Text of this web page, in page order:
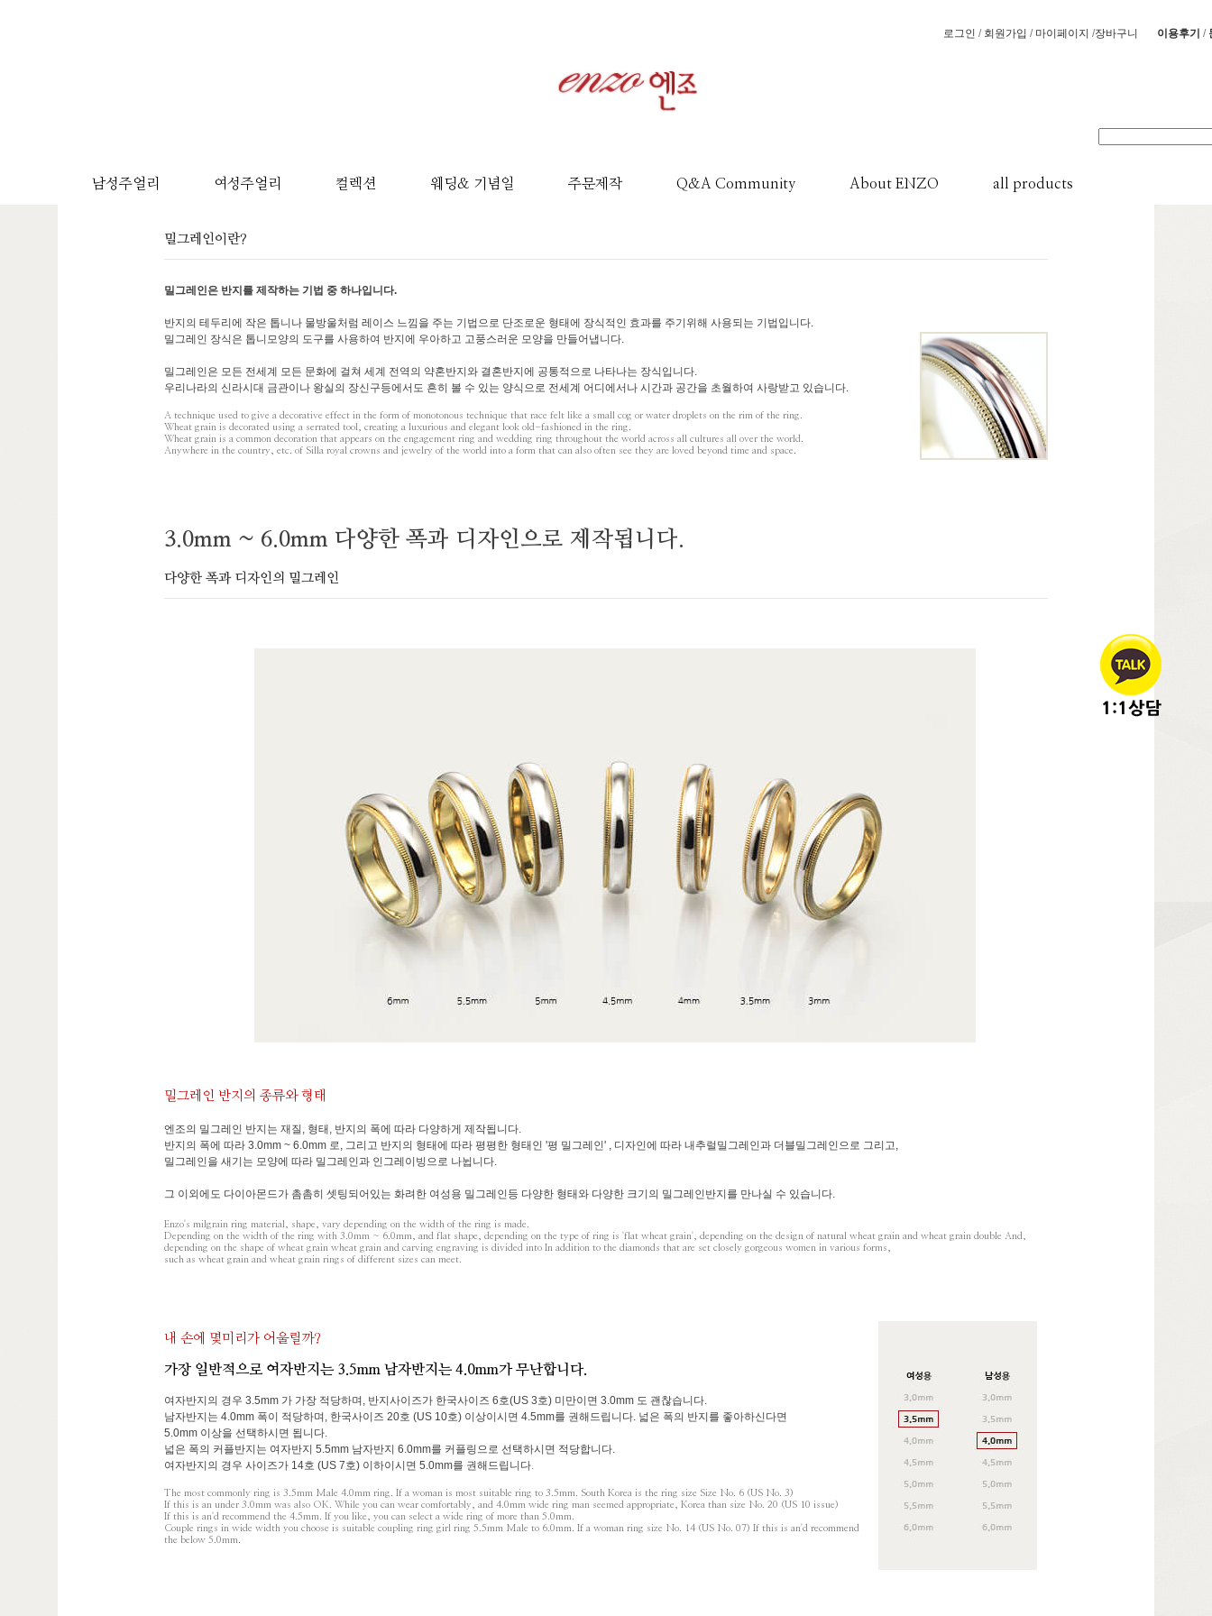
로그인 / 회원가입 / 마이페이지 /장바구니 이용후기 /
남성주얼리 여성주얼리 컬렉션 웨딩& 기념일 주문제작 Q&A Community About ENZO all products
밀그레인이란?
밀그레인은 반지를 제작하는 기법 중 하나입니다.
반지의 테두리에 작은 톱니나 물방울처럼 레이스 느낌을 주는 기법으로 단조로운 형태에 장식적인 효과를 주기위해 사용되는 기법입니다.
밀그레인 장식은 톱니모양의 도구를 사용하여 반지에 우아하고 고풍스러운 모양을 만들어냅니다.
밀그레인은 모든 전세계 모든 문화에 걸쳐 세계 전역의 약혼반지와 결혼반지에 공통적으로 나타나는 장식입니다.
우리나라의 신라시대 금관이나 왕실의 장신구등에서도 흔히 볼 수 있는 양식으로 전세계 어디에서나 시간과 공간을 초월하여 사랑받고 있습니다.
A technique used to give a decorative effect in the form of monotonous technique that race felt like a small cog or water droplets on the rim of the ring.
Wheat grain is decorated using a serrated tool, creating a luxurious and elegant look old-fashioned in the ring.
Wheat grain is a common decoration that appears on the engagement ring and wedding ring throughout the world across all cultures all over the world.
Anywhere in the country, etc. of Silla royal crowns and jewelry of the world into a form that can also often see they are loved beyond time and space.
다양한 폭과 디자인의 밀그레인
3.0mm ~ 6.0mm 다양한 폭과 디자인으로 제작됩니다.
밀그레인 반지의 종류와 형태
엔조의 밀그레인 반지는 재질, 형태, 반지의 폭에 따라 다양하게 제작됩니다.
반지의 폭에 따라 3.0mm ~ 6.0mm 로, 그리고 반지의 형태에 따라 평평한 형태인 '평 밀그레인' , 디자인에 따라 내추럴밀그레인과 더블밀그레인으로 그리고,
밀그레인을 새기는 모양에 따라 밀그레인과 인그레이빙으로 나뉩니다.
그 이외에도 다이아몬드가 촘촘히 셋팅되어있는 화려한 여성용 밀그레인등 다양한 형태와 다양한 크기의 밀그레인반지를 만나실 수 있습니다.
Enzo's milgrain ring material, shape, vary depending on the width of the ring is made.
Depending on the width of the ring with 3.0mm ~ 6.0mm, and flat shape, depending on the type of ring is 'flat wheat grain', depending on the design of natural wheat grain and wheat grain double And,
depending on the shape of wheat grain wheat grain and carving engraving is divided into In addition to the diamonds that are set closely gorgeous women in various forms,
such as wheat grain and wheat grain rings of different sizes can meet.
내 손에 몇미리가 어울릴까?
가장 일반적으로 여자반지는 3.5mm 남자반지는 4.0mm가 무난합니다.
여자반지의 경우 3.5mm 가 가장 적당하며, 반지사이즈가 한국사이즈 6호(US 3호) 미만이면 3.0mm 도 괜찮습니다.
남자반지는 4.0mm 폭이 적당하며, 한국사이즈 20호 (US 10호) 이상이시면 4.5mm를 권해드립니다. 넓은 폭의 반지를 좋아하신다면
5.0mm 이상을 선택하시면 됩니다.
넓은 폭의 커플반지는 여자반지 5.5mm 남자반지 6.0mm를 커플링으로 선택하시면 적당합니다.
여자반지의 경우 사이즈가 14호 (US 7호) 이하이시면 5.0mm를 권해드립니다.
The most commonly ring is 3.5mm Male 4.0mm ring. If a woman is most suitable ring to 3.5mm. South Korea is the ring size Size No. 6 (US No. 3)
If this is an under 3.0mm was also OK. While you can wear comfortably, and 4.0mm wide ring man seemed appropriate, Korea than size No. 20 (US 10 issue)
If this is an'd recommend the 4.5mm. If you like, you can select a wide ring of more than 5.0mm.
Couple rings in wide width you choose is suitable coupling ring girl ring 5.5mm Male to 6.0mm. If a woman ring size No. 14 (US No. 07) If this is an'd recommend
the below 5.0mm.